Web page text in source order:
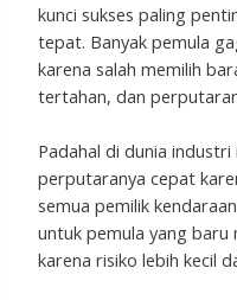
kunci sukses paling
tepat. Banyak pemula
karena salah memilih
tertahan, dan
Padahal di dunia
perputaranya cepat
semua pemilik
untuk pemula yang baru
karena risiko lebih kecil